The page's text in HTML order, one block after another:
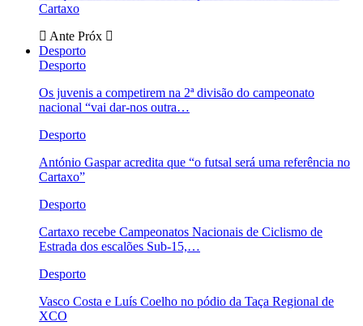
Cartaxo
Ante Próx
Desporto
Desporto
Os juvenis a competirem na 2ª divisão do campeonato
nacional “vai dar-nos outra…
Desporto
António Gaspar acredita que “o futsal será uma referência no
Cartaxo”
Desporto
Cartaxo recebe Campeonatos Nacionais de Ciclismo de
Estrada dos escalões Sub-15,…
Desporto
Vasco Costa e Luís Coelho no pódio da Taça Regional de
XCO